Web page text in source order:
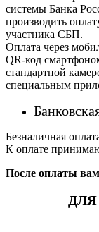
системы Банка
производить
участника СБП.
Оплата через
QR-код
стандартной
специальным
Безналичная
К оплате
После оплаты вам